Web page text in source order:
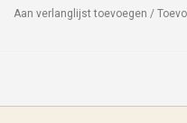
Aan verlanglijst toevoegen /